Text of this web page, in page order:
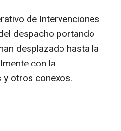
de Intervenciones
despacho portando
desplazado hasta la
con la
otros conexos.